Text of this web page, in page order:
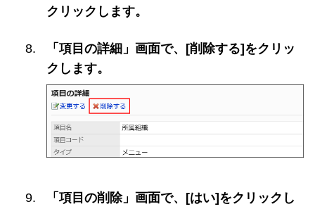
クリックします。
「項目の詳細」画面で、[削除する]をクリッ
クします。
「項目の削除」画面で、[はい]をクリックし